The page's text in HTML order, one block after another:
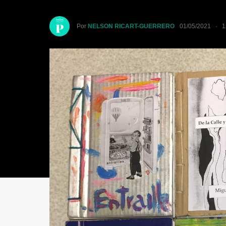
Por NELSON RICART-GUERRERO 01/05/2021 ·